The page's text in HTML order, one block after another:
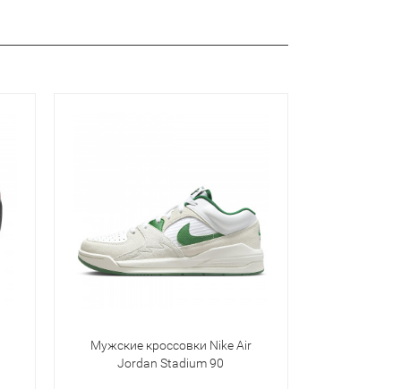
Мужские кроссовки Nike Air
Jordan Stadium 90